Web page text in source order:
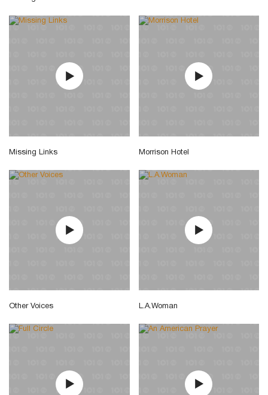
Missing Links Morrison Hotel
Other Voices L.A.Woman